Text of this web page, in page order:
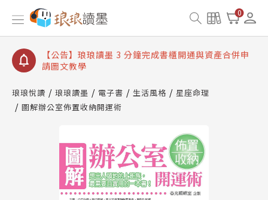
0
【公告】琅琅讀墨數位閱讀資產合併與書櫃開通申請
【公告】琅琅讀墨書櫃開通常見問題
【公告】琅琅讀墨 3 分鐘完成書櫃開通與資產合併申
請圖文教學
查詢
【公告】琅琅讀墨數位閱讀資產合併與書櫃開通申請
琅琅悅讀 琅琅讀墨 電子書 生活風格
星座命理
圖解辦公室佈置收納開運術